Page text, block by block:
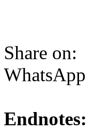
Share on:
WhatsApp
Endnotes: